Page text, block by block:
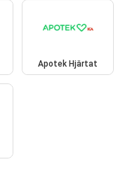
Apotek Hjärtat